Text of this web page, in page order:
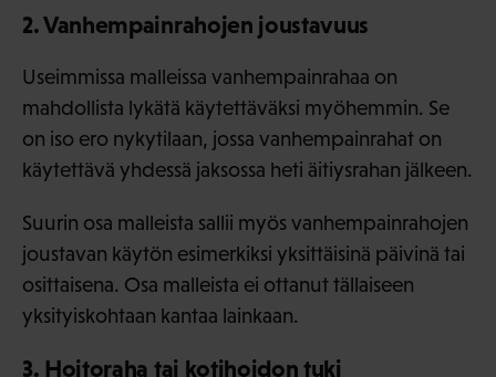
2. Vanhempainrahojen joustavuus
Useimmissa malleissa vanhempainrahaa on
mahdollista lykätä käytettäväksi myöhemmin. Se
on iso ero nykytilaan, jossa vanhempainrahat on
käytettävä yhdessä jaksossa heti äitiysrahan jälkeen.
Suurin osa malleista sallii myös vanhempainrahojen
joustavan käytön esimerkiksi yksittäisinä päivinä tai
osittaisena. Osa malleista ei ottanut tällaiseen
yksityiskohtaan kantaa lainkaan.
3. Hoitoraha tai kotihoidon tuki